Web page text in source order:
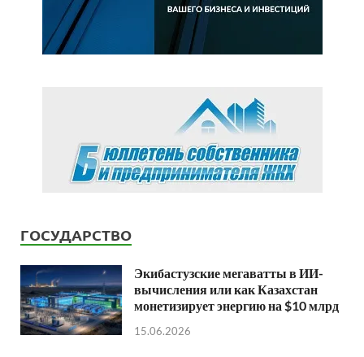
ГОСУДАРСТВО
Экибастузские мегаватты в ИИ-
вычисления или как Казахстан
монетизирует энергию на $10 млрд
15.06.2026